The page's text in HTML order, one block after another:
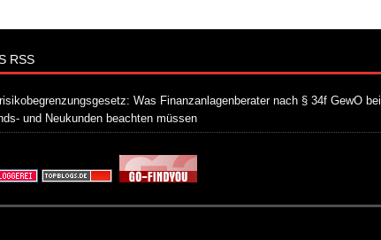
RSS
Was Finanzanlagenberater nach § 34f GewO bei
und Neukunden beachten müssen